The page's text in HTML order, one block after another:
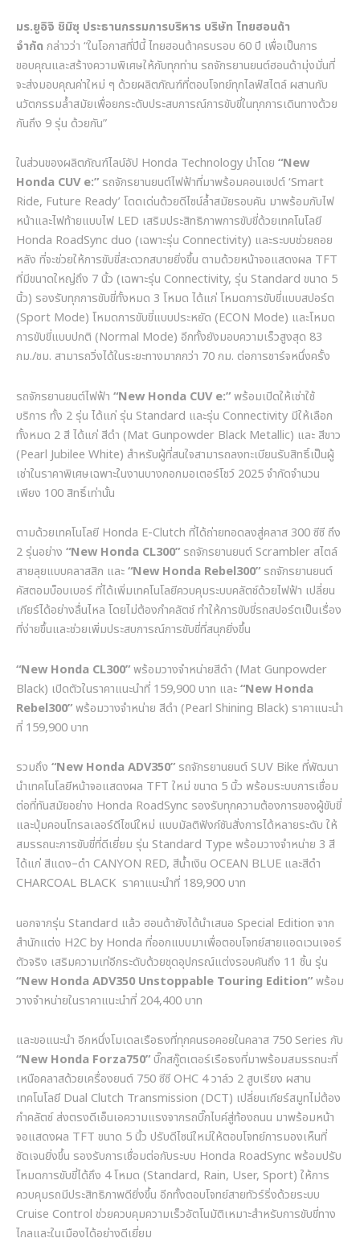
มร.ยูอิจิ ชิมิซุ ประธานกรรมการบริหาร บริษัท ไทยฮอนด้า
จำกัด กล่าวว่า “ในโอกาสที่ปีนี้ ไทยฮอนด้าครบรอบ 60ปี เพื่อเป็นการ
ขอบคุณและสร้างความพิเศษให้กับทุกท่าน รถจักรยานยนต์ฮอนด้ามุ่งมั่นที่
จะส่งมอบคุณค่าใหม่ ๆ ด้วยผลิตภัณฑ์ที่ตอบโจทย์ทุกไลฟ์สไตล์ ผสานกับ
นวัตกรรมล้ำสมัยเพื่อยกระดับประสบการณ์การขับขี่ในทุกการเดินทางด้วย
กันถึง 9 รุ่น ด้วยกัน”
ในส่วนของผลิตภัณฑ์ไลน์อัป Honda Technologyนำโดย “New
Honda CUV e:” รถจักรยานยนต์ไฟฟ้าที่มาพร้อมคอนเซปต์‘Smart
Ride, Future Ready’โดดเด่นด้วยดีไซน์ล้ำสมัยรอบคัน มาพร้อมกับไฟ
หน้าและไฟท้ายแบบไฟ LED เสริมประสิทธิภาพการขับขี่ด้วยเทคโนโลยี
Honda RoadSync duo (เฉพาะรุ่น Connectivity) และระบบช่วยถอย
หลัง ที่จะช่วยให้การขับขี่สะดวกสบายยิ่งขึ้น ตามด้วยหน้าจอแสดงผล TFT
ที่มีขนาดใหญ่ถึง 7นิ้ว (เฉพาะรุ่น Connectivity, รุ่น Standard ขนาด 5
นิ้ว) รองรับทุกการขับขี่ทั้งหมด 3 โหมด ได้แก่ โหมดการขับขี่แบบสปอร์ต
(Sport Mode) โหมดการขับขี่แบบประหยัด (ECON Mode) และโหมด
การขับขี่แบบปกติ (Normal Mode) อีกทั้งยังมอบความเร็วสูงสุด 83
กม./ชม. สามารถวิ่งได้ในระยะทางมากกว่า 70กม. ต่อการชาร์จหนึ่งครั้ง
รถจักรยานยนต์ไฟฟ้า “New Honda CUV e:”พร้อมเปิดให้เช่าใช้
บริการ ทั้ง 2 รุ่น ได้แก่ รุ่น Standard และรุ่น Connectivity มีให้เลือก
ทั้งหมด 2 สี ได้แก่ สีดำ (Mat Gunpowder Black Metallic) และ สีขาว
(Pearl Jubilee White) สำหรับผู้ที่สนใจสามารถลงทะเบียนรับสิทธิ์เป็นผู้
เช่าในราคาพิเศษเฉพาะในงานบางกอกมอเตอร์โชว์ 2025จำกัดจำนวน
เพียง 100 สิทธิ์เท่านั้น
ตามด้วยเทคโนโลยี Honda E-Clutch ที่ได้ถ่ายทอดลงสู่คลาส 300ซีซี ถึง
2 รุ่นอย่าง “New Honda CL300” รถจักรยานยนต์ Scrambler สไตล์
สายลุยแบบคลาสสิก และ“New Honda Rebel300” รถจักรยานยนต์
คัสตอมบ็อบเบอร์ ที่ได้เพิ่มเทคโนโลยีควบคุมระบบคลัตช์ด้วยไฟฟ้า เปลี่ยน
เกียร์ได้อย่างลื่นไหล โดยไม่ต้องกำคลัตช์ ทำให้การขับขี่รถสปอร์ตเป็นเรื่อง
ที่ง่ายขึ้นและช่วยเพิ่มประสบการณ์การขับขี่ที่สนุกยิ่งขึ้น
“New Honda CL300”พร้อมวางจำหน่ายสีดำ (Mat Gunpowder
Black) เปิดตัวในราคาแนะนำที่ 159,900บาท และ“New Honda
Rebel300”พร้อมวางจำหน่าย สีดำ (Pearl Shining Black) ราคาแนะนำ
ที่ 159,900บาท
รวมถึง “New Honda ADV350” รถจักรยานยนต์ SUV Bike ที่พัฒนา
นำเทคโนโลยีหน้าจอแสดงผล TFT ใหม่ ขนาด 5นิ้ว พร้อมระบบการเชื่อม
ต่อที่ทันสมัยอย่าง Honda RoadSync รองรับทุกความต้องการของผู้ขับขี่
และปุ่มคอนโทรลเลอร์ดีไซน์ใหม่ แบบมัลติฟังก์ชันสั่งการได้หลายระดับ ให้
สมรรถนะการขับขี่ที่ดีเยี่ยม รุ่น Standard Type พร้อมวางจำหน่าย 3 สี
ได้แก่ สีแดง–ดำ CANYON RED, สีน้ำเงิน OCEAN BLUE และสีดำ
CHARCOAL BLACK ราคาแนะนำที่ 189,900บาท
นอกจากรุ่น Standard แล้ว ฮอนด้ายังได้นำเสนอ Special Edition จาก
สำนักแต่ง H2C by Honda ที่ออกแบบมาเพื่อตอบโจทย์สายแอดเวนเจอร์
ตัวจริง เสริมความเท่อีกระดับด้วยชุดอุปกรณ์แต่งรอบคันถึง 11 ชิ้น รุ่น
“New Honda ADV350 Unstoppable Touring Edition”พร้อม
วางจำหน่ายในราคาแนะนำที่ 204,400บาท
และขอแนะนำ อีกหนึ่งโมเดลเรือธงที่ทุกคนรอคอยในคลาส 750 Series กับ
“New Honda Forza750”บิ๊กสกู๊ตเตอร์เรือธงที่มาพร้อมสมรรถนะที่
เหนือคลาสด้วยเครื่องยนต์ 750ซีซี OHC 4วาล์ว 2 สูบเรียง ผสาน
เทคโนโลยี Dual Clutch Transmission (DCT) เปลี่ยนเกียร์สมูทไม่ต้อง
กำคลัตช์ ส่งตรงดีเอ็นเอความแรงจากรถบิ๊กไบค์สู่ท้องถนน มาพร้อมหน้า
จอแสดงผล TFT ขนาด 5นิ้ว ปรับดีไซน์ใหม่ให้ตอบโจทย์การมองเห็นที่
ชัดเจนยิ่งขึ้น รองรับการเชื่อมต่อกับระบบ Honda RoadSync พร้อมปรับ
โหมดการขับขี่ได้ถึง 4โหมด (Standard, Rain, User, Sport) ให้การ
ควบคุมรถมีประสิทธิภาพดียิ่งขึ้น อีกทั้งตอบโจทย์สายทัวร์ริ่งด้วยระบบ
Cruise Control ช่วยควบคุมความเร็วอัตโนมัติเหมาะสำหรับการขับขี่ทาง
ไกลและในเมืองได้อย่างดีเยี่ยม